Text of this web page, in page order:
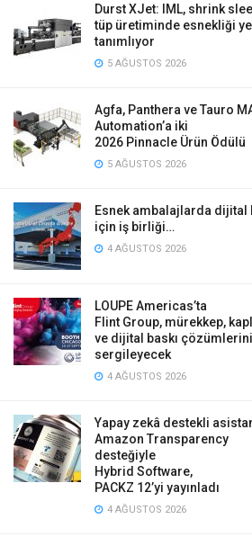
Durst XJet: IML, shrink
tüp üretiminde esnekliği
tanımlıyor
5 AĞUSTOS 2026
Agfa, Panthera ve Tauro
Automation’a iki
2026 Pinnacle Ürün Ödülü
5 AĞUSTOS 2026
Esnek ambalajlarda dijital
için iş birliği…
4 AĞUSTOS 2026
LOUPE Americas’ta
Flint Group, mürekkep,
ve dijital baskı çözümlerini
sergileyecek
4 AĞUSTOS 2026
Yapay zekâ destekli
Amazon Transparency
desteğiyle
Hybrid Software,
PACKZ 12’yi yayınladı
4 AĞUSTOS 2026